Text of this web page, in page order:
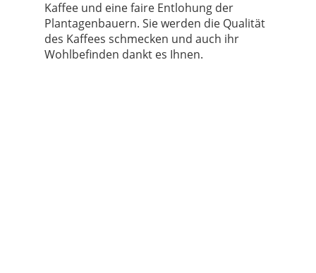
Kaffee und eine faire Entlohung der
Plantagenbauern. Sie werden die Qualität
des Kaffees schmecken und auch ihr
Wohlbefinden dankt es Ihnen.